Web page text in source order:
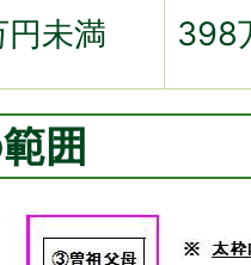
未満 398
囲